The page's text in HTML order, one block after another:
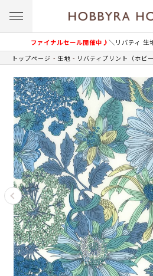
ファイナルセール開催中♪＼リバティ 生
トップページ 生地 リバティプリント（ホビ